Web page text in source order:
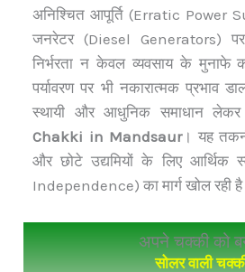
अनिश्चित आपूर्ति (Erratic Power
जनरेटर (Diesel Generators)
निर्भरता न केवल व्यवसाय के मुनाफे
पर्यावरण पर भी नकारात्मक प्रभाव
स्थायी और आधुनिक समाधान
Chakki in Mandsaur। यह
और छोटे उद्यमियों के लिए आर्थिक
Independence) का मार्ग खोल रही
अपने चक्की को
सोलर वाली